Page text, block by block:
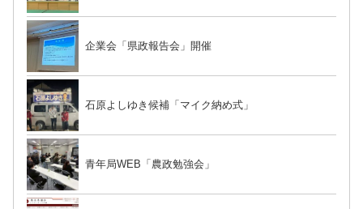
企業会「県政報告会」開催
石原よしゆき候補「マイク納め式」
青年局WEB「農政勉強会」